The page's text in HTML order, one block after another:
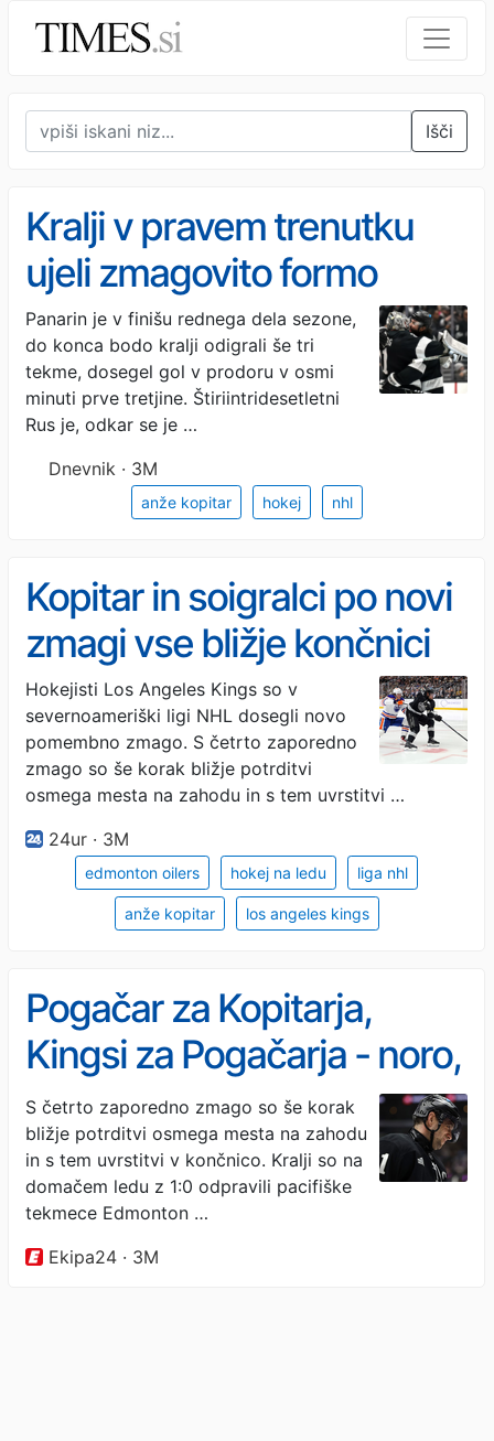
Išči
Kralji v pravem trenutku
ujeli zmagovito formo
Panarin je v finišu rednega dela sezone,
do konca bodo kralji odigrali še tri
tekme, dosegel gol v prodoru v osmi
minuti prve tretjine. Štiriintridesetletni
Rus je, odkar se je …
Dnevnik · 3M
anže kopitar hokej nhl
Kopitar in soigralci po novi
zmagi vse bližje končnici
Hokejisti Los Angeles Kings so v
severnoameriški ligi NHL dosegli novo
pomembno zmago. S četrto zaporedno
zmago so še korak bližje potrditvi
osmega mesta na zahodu in s tem uvrstitvi …
24ur · 3M
edmonton oilers hokej na ledu liga nhl
anže kopitar los angeles kings
Pogačar za Kopitarja,
Kingsi za Pogačarja - noro,
kaj pomeni Slovenija
S četrto zaporedno zmago so še korak
bližje potrditvi osmega mesta na zahodu
in s tem uvrstitvi v končnico. Kralji so na
domačem ledu z 1:0 odpravili pacifiške
tekmece Edmonton …
Ekipa24 · 3M